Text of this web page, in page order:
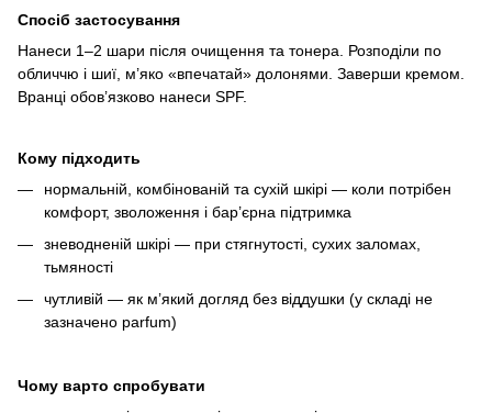
Спосіб застосування
Нанеси 1–2 шари після очищення та тонера. Розподіли по
обличчю і шиї, м’яко «впечатай» долонями. Заверши кремом.
Вранці обов’язково нанеси SPF.
Кому підходить
нормальній, комбінованій та сухій шкірі — коли потрібен
комфорт, зволоження і бар’єрна підтримка
зневодненій шкірі — при стягнутості, сухих заломах,
тьмяності
чутливій — як м’який догляд без віддушки (у складі не
зазначено parfum)
Чому варто спробувати